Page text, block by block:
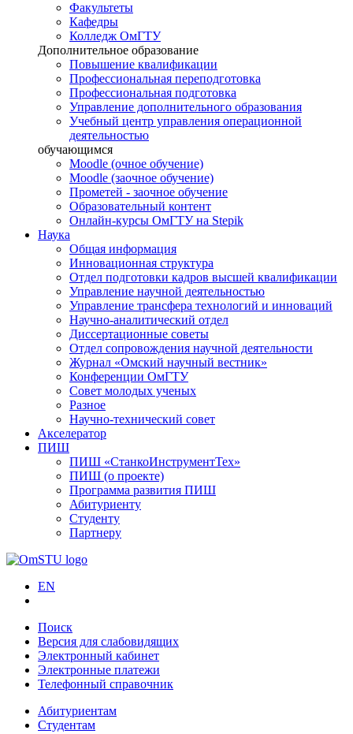
Факультеты
Кафедры
Колледж ОмГТУ
Дополнительное образование
Повышение квалификации
Профессиональная переподготовка
Профессиональная подготовка
Управление дополнительного образования
Учебный центр управления операционной
деятельностью
обучающимся
Moodle (очное обучение)
Moodle (заочное обучение)
Прометей - заочное обучение
Образовательный контент
Онлайн-курсы ОмГТУ на Stepik
Наука
Общая информация
Инновационная структура
Отдел подготовки кадров высшей квалификации
Управление научной деятельностью
Управление трансфера технологий и инноваций
Научно-аналитический отдел
Диссертационные советы
Отдел сопровождения научной деятельности
Журнал «Омский научный вестник»
Конференции ОмГТУ
Совет молодых ученых
Разное
Научно-технический совет
Акселератор
ПИШ
ПИШ «СтанкоИнструментТех»
ПИШ (о проекте)
Программа развития ПИШ
Абитуриенту
Студенту
Партнеру
EN
Поиск
Версия для слабовидящих
Электронный кабинет
Электронные платежи
Телефонный справочник
Абитуриентам
Студентам